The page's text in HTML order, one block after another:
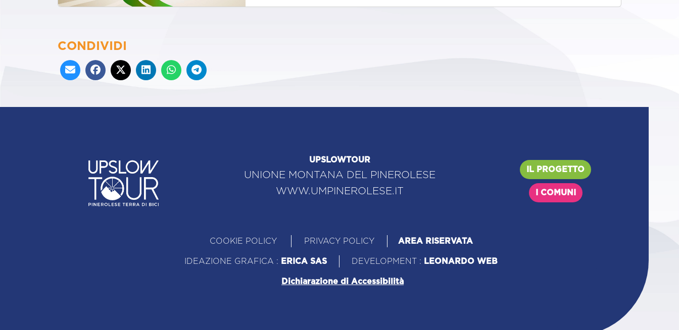
CONDIVIDI
UPSLOWTOUR
UNIONE MONTANA DEL PINEROLESE
WWW.UMPINEROLESE.IT
IL PROGETTO
I COMUNI
COOKIE POLICY PRIVACY POLICY AREA RISERVATA
IDEAZIONE GRAFICA : ERICA SAS DEVELOPMENT : LEONARDO WEB
Dichiarazione di Accessibilità